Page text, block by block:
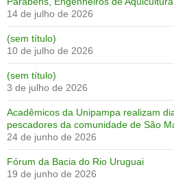
14 de julho de 2026
(sem título)
10 de julho de 2026
(sem título)
3 de julho de 2026
Acadêmicos da Unipampa realizam
pescadores da comunidade de São
24 de junho de 2026
Fórum da Bacia do Rio Uruguai
19 de junho de 2026